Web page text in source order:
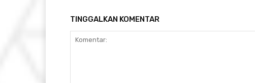
TINGGALKAN KOMENTAR